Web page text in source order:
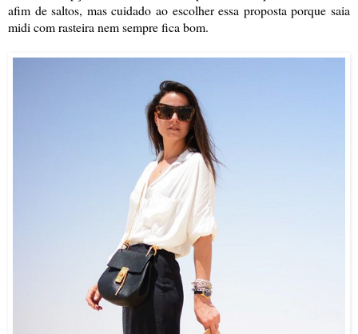
afim de saltos, mas cuidado ao escolher essa proposta porque saia
midi com rasteira nem sempre fica bom.